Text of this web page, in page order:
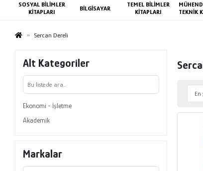
SOSYAL BİLİMLER
KİTAPLARI
BİLGİSAYAR
TEMEL BİLİMLER
KİTAPLARI
TEKNİK
Sercan Dereli
Alt Kategoriler
Ekonomi - İşletme
Akademik
Markalar